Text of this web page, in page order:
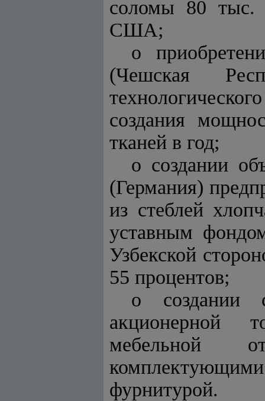
соломы 80 тыс.
США;
о
(Чешская
создания
тканей в год;
о создании
(Германия)
из стеблей
уставным
Узбекской
55 процентов;
о создании
акционерной
мебельной
комплектующими
фурнитурой.